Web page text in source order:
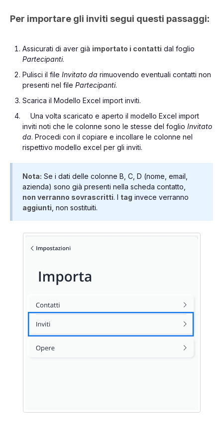
Per importare gli inviti segui questi passaggi:
Assicurati di aver già importato i contatti dal foglio
Partecipanti.
Pulisci il file Invitato da rimuovendo eventuali contatti non
presenti nel file Partecipanti.
Scarica il Modello Excel import inviti.
Una volta scaricato e aperto il modello Excel import
inviti noti che le colonne sono le stesse del foglio Invitato
da. Procedi con il copiare e incollare le colonne nel
rispettivo modello excel per gli inviti.
Nota: Se i dati delle colonne B, C, D (nome, email,
azienda) sono già presenti nella scheda contatto,
non verranno sovrascritti. I tag invece verranno
aggiunti , non sostituiti.